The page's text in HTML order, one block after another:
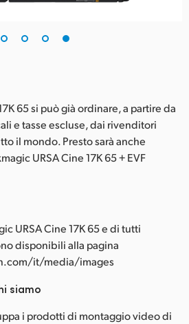
65 si può già ordinare, a partire da
e tasse escluse, dai rivenditori
il mondo. Presto sarà anche
URSA Cine 17K 65 + EVF
URSA Cine 17K 65 e di tutti
disponibili alla pagina
it/media/images
siamo
i prodotti di montaggio video di